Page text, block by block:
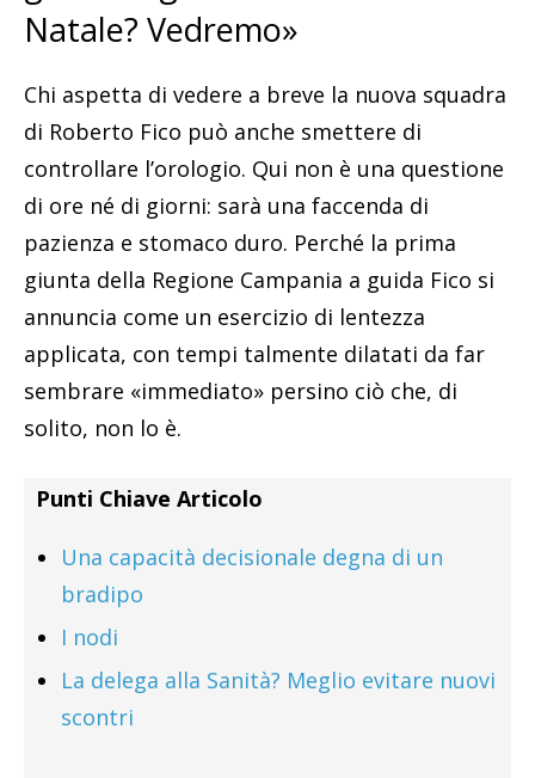
Natale? Vedremo»
Chi aspetta di vedere a breve la nuova squadra
di Roberto Fico può anche smettere di
controllare l’orologio. Qui non è una questione
di ore né di giorni: sarà una faccenda di
pazienza e stomaco duro. Perché la prima
giunta della Regione Campania a guida Fico si
annuncia come un esercizio di lentezza
applicata, con tempi talmente dilatati da far
sembrare «immediato» persino ciò che, di
solito, non lo è.
Punti Chiave Articolo
Una capacità decisionale degna di un
bradipo
I nodi
La delega alla Sanità? Meglio evitare nuovi
scontri